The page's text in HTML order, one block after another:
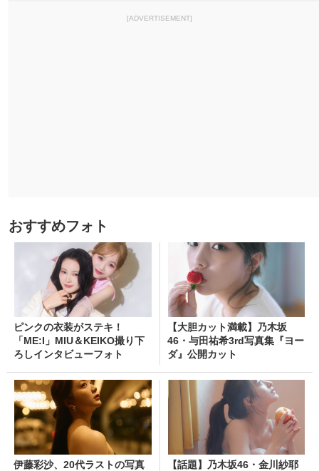
[ADVERTISEMENT]
おすすめフォト
ピンクの衣装がステキ！
「ME:I」MIU＆KEIKO撮り下
ろしインタビューフォト
【大胆カット満載】乃木坂
46・与田祐希3rd写真集『ヨー
ダ』公開カット
伊藤彩沙、20代ラストの写真
【話題】乃木坂46・金川紗耶